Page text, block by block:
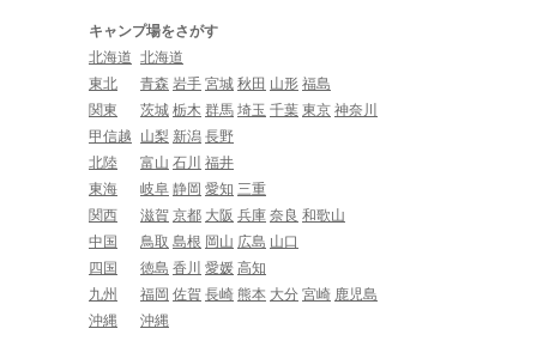
キャンプ場をさがす
北海道 北海道
東北
青森 岩手 宮城 秋田 山形 福島
関東
茨城 栃木 群馬 埼玉 千葉 東京 神奈川
甲信越
山梨 新潟 長野
北陸
富山 石川 福井
東海
岐阜 静岡 愛知 三重
関西
滋賀 京都 大阪 兵庫 奈良 和歌山
中国
鳥取 島根 岡山 広島 山口
四国
徳島 香川 愛媛 高知
九州
福岡 佐賀 長崎 熊本 大分 宮崎 鹿児島
沖縄
沖縄